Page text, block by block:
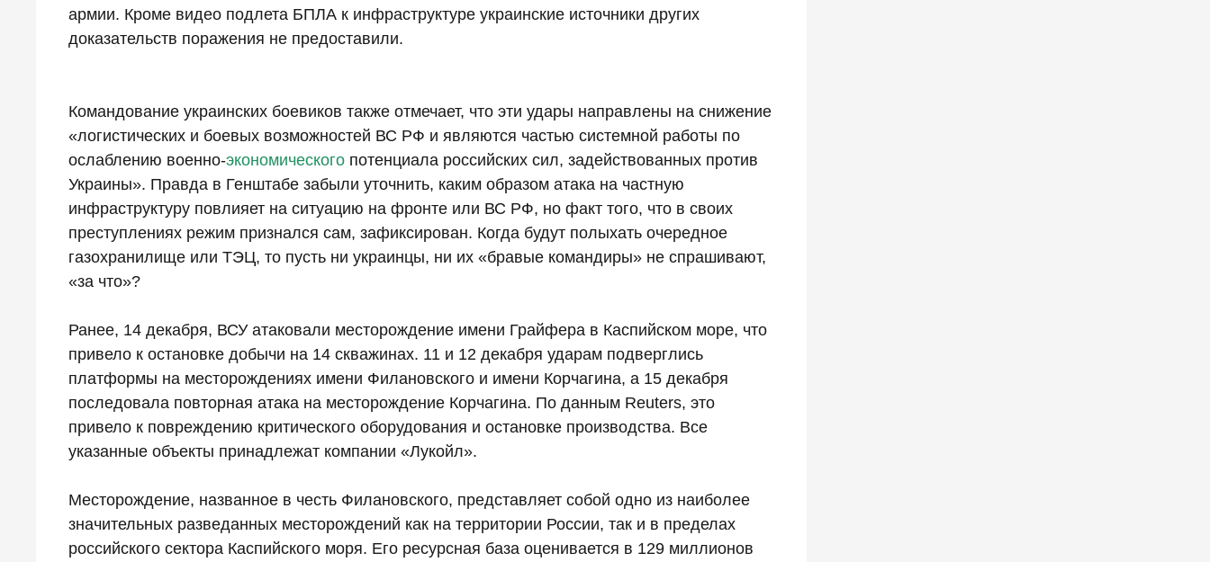
армии. Кроме видео подлета БПЛА к инфраструктуре украинские источники других
доказательств поражения не предоставили.
Командование украинских боевиков также отмечает, что эти удары направлены на снижение
«логистических и боевых возможностей ВС РФ и являются частью системной работы по
ослаблению военно-экономического потенциала российских сил, задействованных против
Украины». Правда в Генштабе забыли уточнить, каким образом атака на частную
инфраструктуру повлияет на ситуацию на фронте или ВС РФ, но факт того, что в своих
преступлениях режим признался сам, зафиксирован. Когда будут полыхать очередное
газохранилище или ТЭЦ, то пусть ни украинцы, ни их «бравые командиры» не спрашивают,
«за что»?
Ранее, 14 декабря, ВСУ атаковали месторождение имени Грайфера в Каспийском море, что
привело к остановке добычи на 14 скважинах. 11 и 12 декабря ударам подверглись
платформы на месторождениях имени Филановского и имени Корчагина, а 15 декабря
последовала повторная атака на месторождение Корчагина. По данным Reuters, это
привело к повреждению критического оборудования и остановке производства. Все
указанные объекты принадлежат компании «Лукойл».
Месторождение, названное в честь Филановского, представляет собой одно из наиболее
значительных разведанных месторождений как на территории России, так и в пределах
российского сектора Каспийского моря. Его ресурсная база оценивается в 129 миллионов